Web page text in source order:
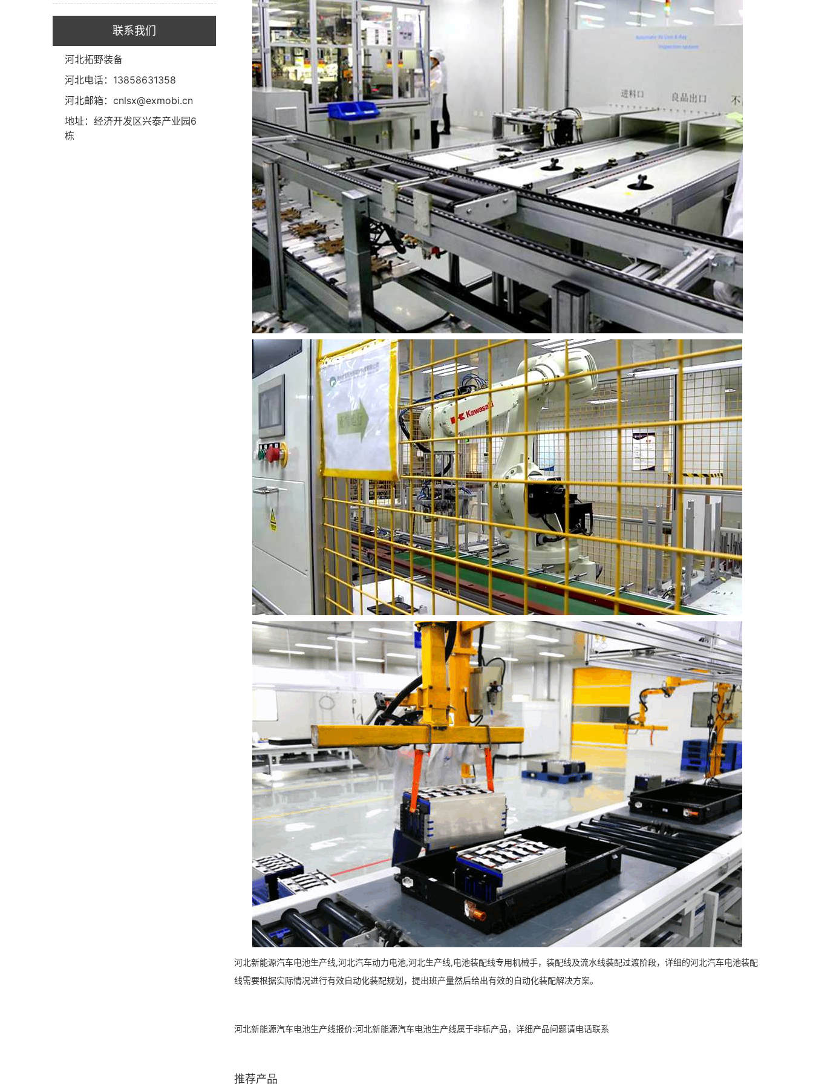
联系我们
河北拓野装备
河北电话：13858631358
河北邮箱：cnlsx@exmobi.cn
地址：经济开发区兴泰产业园6
栋
河北新能源汽车电池生产线,河北汽车动力电池,河北生产线,电池装配线专用机械手，装配线及流水线装配过渡阶段，详细的河北汽车电池装配
线需要根据实际情况进行有效自动化装配规划，提出班产量然后给出有效的自动化装配解决方案。
河北新能源汽车电池生产线报价:河北新能源汽车电池生产线属于非标产品，详细产品问题请电话联系
推荐产品